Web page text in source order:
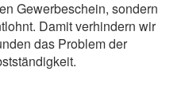
Gewerbeschein, sondern
Damit verhindern wir
das Problem der